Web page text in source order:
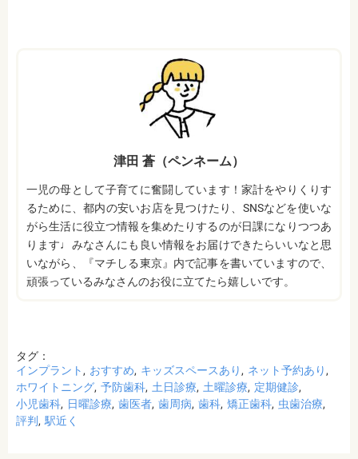
津田 蒼（ペンネーム）
一児の母として子育てに奮闘しています！家計をやりくりす
るために、都内の安いお店を見つけたり、SNSなどを使いな
がら生活に役立つ情報を集めたりするのが日課になりつつあ
ります♩みなさんにも良い情報をお届けできたらいいなと思
いながら、『マチしる東京』内で記事を書いていますので、
頑張っているみなさんのお役に立てたら嬉しいです。
タグ：
インプラント
おすすめ キッズスペースあり
ネット予約あり
ホワイトニング 予防歯科 土日診療 土曜診療
定期健診
小児歯科
日曜診療 歯医者 歯周病 歯科 矯正歯科 虫歯治療
評判 駅近く